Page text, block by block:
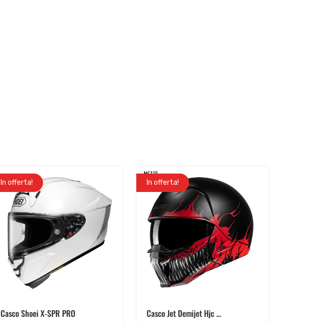
In offerta!
Casco Shoei X-SPR PRO
In offerta!
Casco Jet Demijet Hjc ...